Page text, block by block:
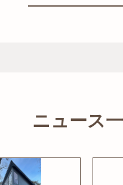
ニュース